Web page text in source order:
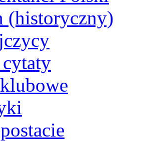
(historyczny)
cytaty